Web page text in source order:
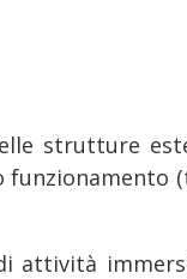
strutture
funzionamento
attività